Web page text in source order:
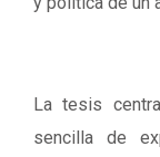
La tesis
sencilla de